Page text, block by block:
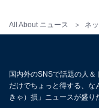
All About ニュース ネ
国内外のSNSで話題の人
だけでちょっと得する、な
きゃ）損」ニュースが盛り